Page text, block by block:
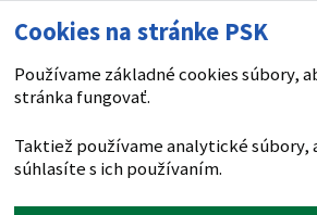
Cookies na stránke PSK
Používame základné cookies súbory,
stránka fungovať.
Taktiež používame analytické
súhlasíte s ich používaním.